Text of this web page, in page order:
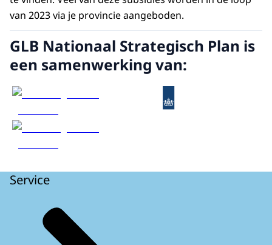
van 2023 via je provincie aangeboden.
GLB Nationaal Strategisch Plan is
een samenwerking van:
Service